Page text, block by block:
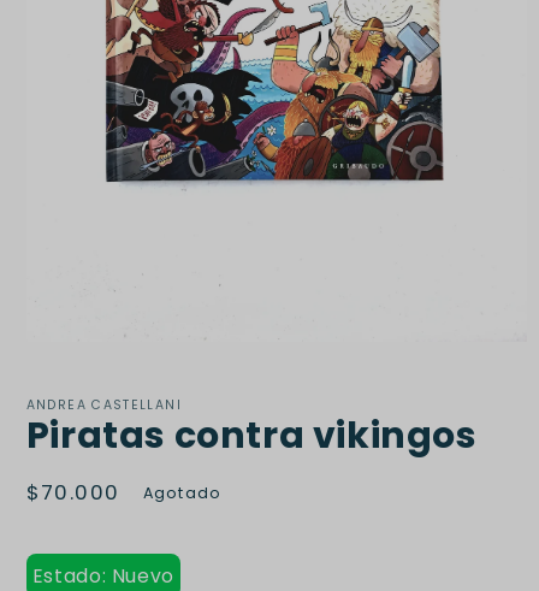
1
en
una
ANDREA CASTELLANI
Piratas contra vikingos
Precio
$70.000 Agotado
Estado: Nuevo